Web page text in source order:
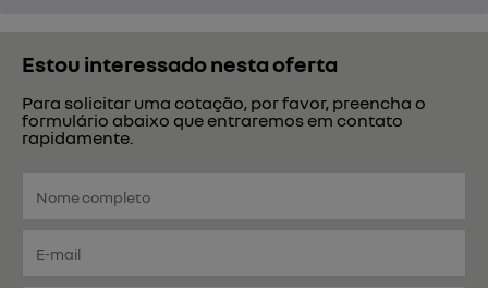
Estou interessado nesta oferta
Para solicitar uma cotação, por favor, preencha o
formulário abaixo que entraremos em contato
rapidamente.